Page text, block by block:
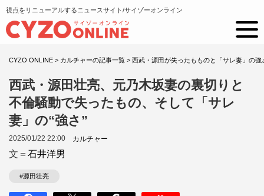
視点をリニューアルするニュースサイト/サイゾーオンライン
CYZO ONLINE > カルチャーの記事一覧 > 西武・源田が失ったもものと「サレ妻」の強
西武・源田壮亮、元乃木坂妻の裏切りと
不倫騒動で失ったもの、そして「サレ
妻」の“強さ”
2025/01/22 22:00 カルチャー
文＝ 石井洋男
#源田壮亮